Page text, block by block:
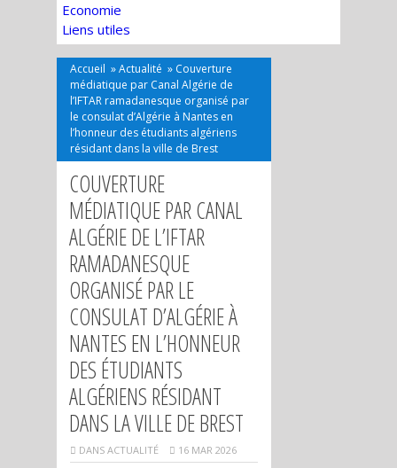
Economie
Liens utiles
Accueil »Actualité » Couverture
médiatique par Canal Algérie de
l’IFTAR ramadanesque organisé par
le consulat d’Algérie à Nantes en
l’honneur des étudiants algériens
résidant dans la ville de Brest
COUVERTURE
MÉDIATIQUE PAR CANAL
ALGÉRIE DE L’IFTAR
RAMADANESQUE
ORGANISÉ PAR LE
CONSULAT D’ALGÉRIE À
NANTES EN L’HONNEUR
DES ÉTUDIANTS
ALGÉRIENS RÉSIDANT
DANS LA VILLE DE BREST
DANS ACTUALITÉ 16 MAR 2026